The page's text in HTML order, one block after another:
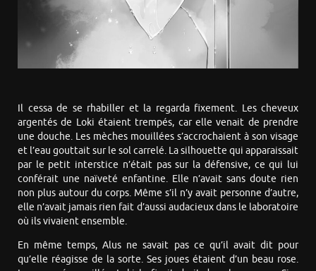
Il cessa de se rhabiller et la regarda fixement. Les cheveux
argentés de Loki étaient trempés, car elle venait de prendre
une douche. Les mèches mouillées s’accrochaient à son visage
et l’eau gouttait sur le sol carrelé. La silhouette qui apparaissait
par le petit interstice n’était pas sur la défensive, ce qui lui
conférait une naïveté enfantine. Elle n’avait sans doute rien
non plus autour du corps. Même s’il n’y avait personne d’autre,
elle n’avait jamais rien fait d’aussi audacieux dans le laboratoire
où ils vivaient ensemble.
En même temps, Alus ne savait pas ce qu’il avait dit pour
qu’elle réagisse de la sorte. Ses joues étaient d’un beau rose.